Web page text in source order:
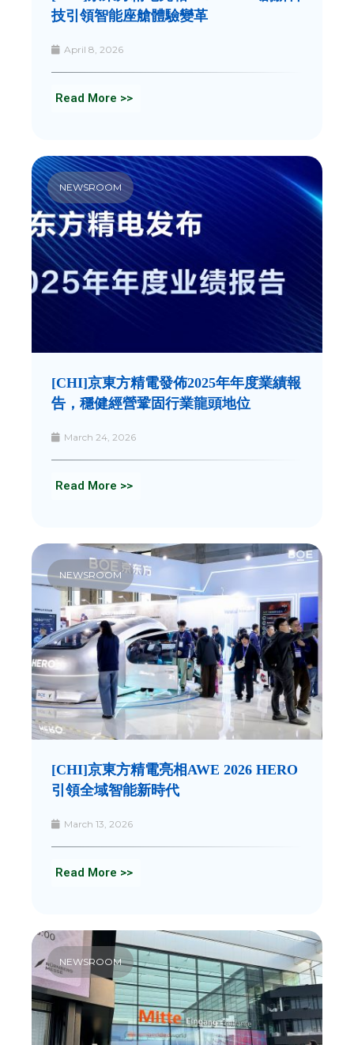
技引領智能座艙體驗變革
April 8, 2026
Read More >>
NEWSROOM
[CHI]京東方精電發佈2025年年度業績報
告，穩健經營鞏固行業龍頭地位
March 24, 2026
Read More >>
NEWSROOM
[CHI]京東方精電亮相AWE 2026 HERO
引領全域智能新時代
March 13, 2026
Read More >>
NEWSROOM